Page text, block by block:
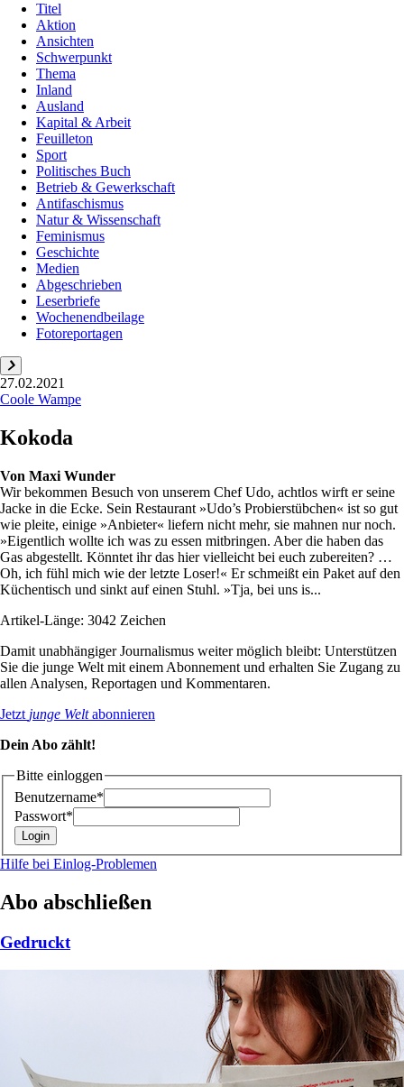
Titel
Aktion
Ansichten
Schwerpunkt
Thema
Inland
Ausland
Kapital & Arbeit
Feuilleton
Sport
Politisches Buch
Betrieb & Gewerkschaft
Antifaschismus
Natur & Wissenschaft
Feminismus
Geschichte
Medien
Abgeschrieben
Leserbriefe
Wochenendbeilage
Fotoreportagen
27.02.2021
Coole Wampe
Kokoda
Von Maxi Wunder
Wir bekommen Besuch von unserem Chef Udo, achtlos wirft er seine
Jacke in die Ecke. Sein Restaurant »Udo’s Probierstübchen« ist so gut
wie pleite, einige »Anbieter« liefern nicht mehr, sie mahnen nur noch.
»Eigentlich wollte ich was zu essen mitbringen. Aber die haben das
Gas abgestellt. Könntet ihr das hier vielleicht bei euch zubereiten? …
Oh, ich fühl mich wie der letzte Loser!« Er schmeißt ein Paket auf den
Küchentisch und sinkt auf einen Stuhl. »Tja, bei uns is...
Artikel-Länge: 3042 Zeichen
Damit unabhängiger Journalismus weiter möglich bleibt: Unterstützen
Sie die junge Welt mit einem Abonnement und erhalten Sie Zugang zu
allen Analysen, Reportagen und Kommentaren.
Jetzt junge Weltabonnieren
Dein Abo zählt!
Bitte einloggen
Benutzername*
Passwort*
Hilfe bei Einlog-Problemen
Abo abschließen
Gedruckt